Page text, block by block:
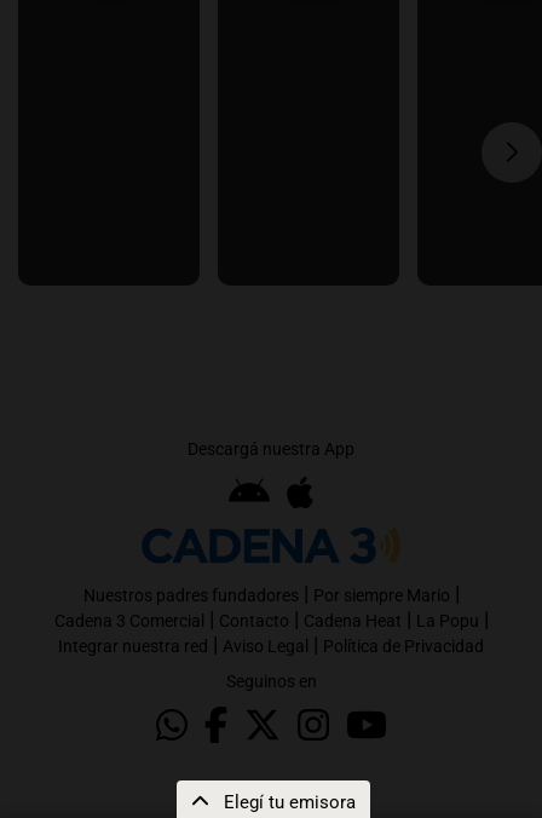
Elegí tu emisora
Descargá nuestra App
Nuestros padres fundadores | Por siempre Mario |
Cadena 3 Comercial | Contacto | Cadena Heat | La Popu |
Integrar nuestra red | Aviso Legal | Política de Privacidad
Seguinos en